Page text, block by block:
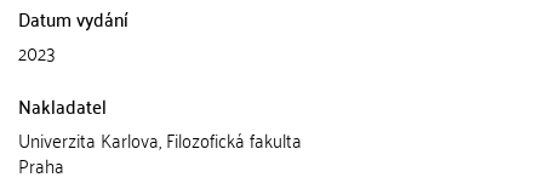
Datum vydání
2023
Nakladatel
Univerzita Karlova, Filozofická fakulta
Praha